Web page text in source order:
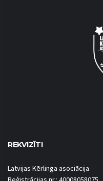
REKVIZĪTI
Latvijas Kērlinga asociācija